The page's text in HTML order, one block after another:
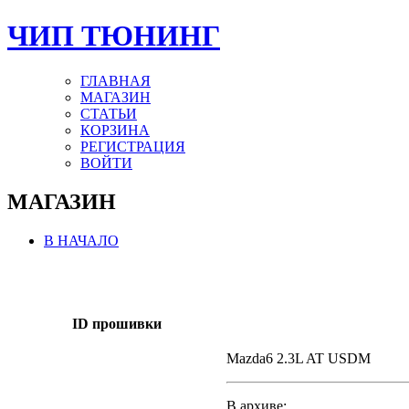
ЧИП ТЮНИНГ
ГЛАВНАЯ
МАГАЗИН
СТАТЬИ
КОРЗИНА
РЕГИСТРАЦИЯ
ВОЙТИ
МАГАЗИН
В НАЧАЛО
ID прошивки
Mazda6 2.3L AT USDM
В архиве: